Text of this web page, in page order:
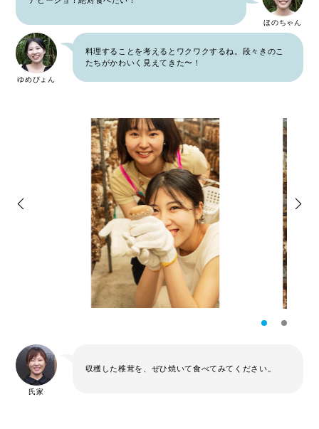
ほのちゃん
ゆめぴょん
料理することを考えるとワクワクするね。段々きのこ
たちがかわいく見えてきた〜！
氏家
収穫した椎茸を、ぜひ焼いて食べてみてください。